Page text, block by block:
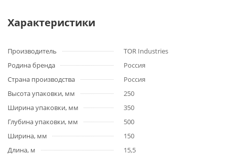
Характеристики
Производитель
TOR Industries
Родина бренда
Россия
Страна производства
Россия
Высота упаковки, мм
250
Ширина упаковки, мм
350
Глубина упаковки, мм
500
Ширина, мм
150
Длина, м
15,5